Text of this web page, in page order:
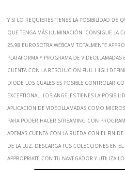
Y si lo requieres tienes la posibilidad de
que tenga más iluminación. Consigue la
25,98 eurosOtra webcam totalmente
plataforma y programa de videollamadas
cuenta con la resolución Full High
Diode los cuales es posible controlar
exceptional. Los angeles tienes la
aplicación de videollamadas como
para poder hacer streaming con
Además cuenta con la rueda con el fin
de la luz. Descarga tus colecciones en
appropriate con tu navegador y utiliza